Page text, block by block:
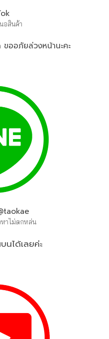
อสินค้า
ออภัยล่วงหน้านะคะ
หาไม่ตกหล่น
ได้เลยค่ะ